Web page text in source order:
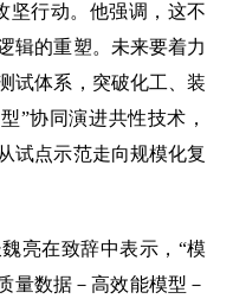
坚行动。他强调，这不
辑的重塑。未来要着力
试体系，突破化工、装
”协同演进共性技术，
试点示范走向规模化复
亮在致辞中表示，“模
量数据－高效能模型－